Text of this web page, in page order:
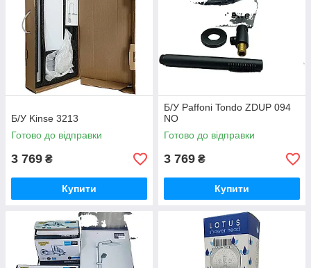
Б/У Kinse 3213
Готово до відправки
3 769 ₴
Купити
Б/У Paffoni Tondo ZDUP 094
NO
Готово до відправки
3 769 ₴
Купити